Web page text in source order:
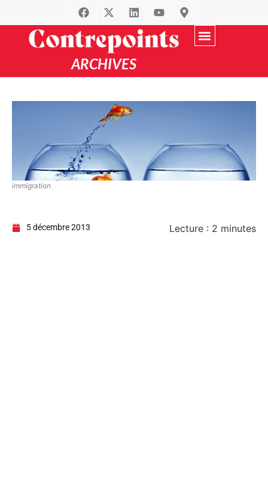
ARCHIVES
immigration
5 décembre 2013 Lecture : 2 minutes